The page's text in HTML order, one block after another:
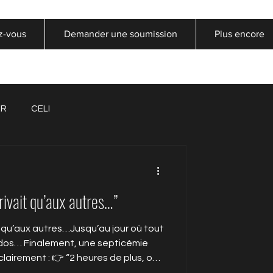
vous Demander une soumission Plus encore
CELI
qu’aux autres…”
autres…Jusqu’au jour où tout
Finalement, une septicémie
: 👉 “2 heures de plus, on